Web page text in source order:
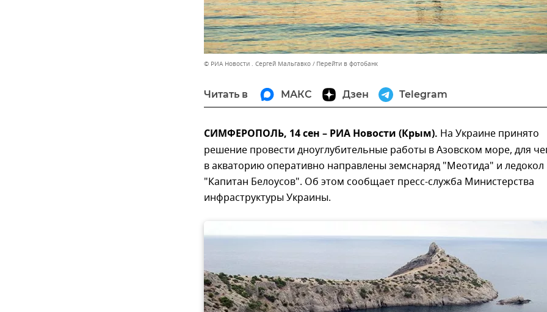
© РИА Новости . Сергей Мальгавко Перейти в фотобанк
Читать в МАКС Дзен Telegram
СИМФЕРОПОЛЬ, 14 сен – РИА Новости (Крым). На Украине принято
решение провести дноуглубительные работы в Азовском море, для
в акваторию оперативно направлены земснаряд "Меотида" и ледокол
"Капитан Белоусов". Об этом сообщает пресс-служба Министерства
инфраструктуры Украины.